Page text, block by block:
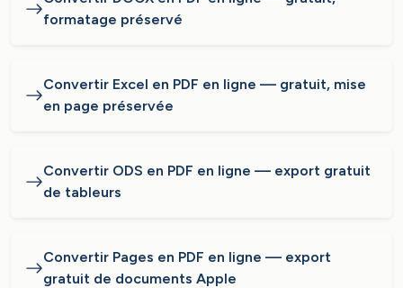
formatage préservé
Convertir Excel en PDF en ligne — gratuit, mise
en page préservée
Convertir ODS en PDF en ligne — export gratuit
de tableurs
Convertir Pages en PDF en ligne — export
gratuit de documents Apple